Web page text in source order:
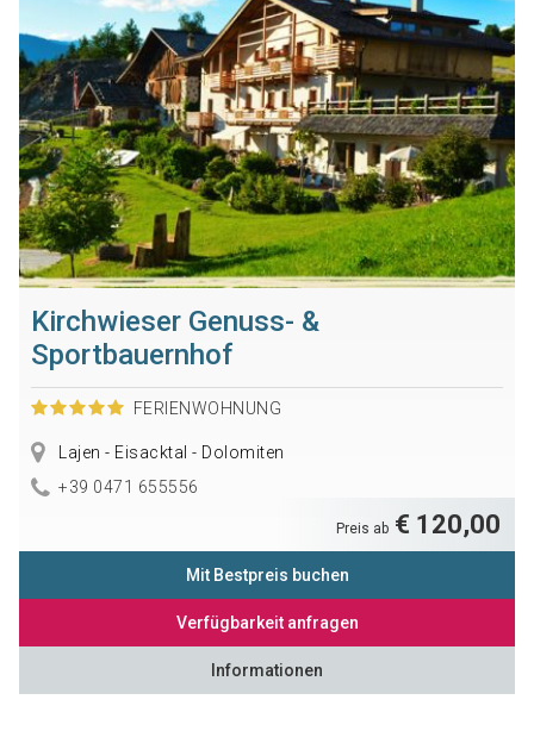
Kirchwieser Genuss- &
Sportbauernhof
FERIENWOHNUNG
Lajen - Eisacktal - Dolomiten
+39 0471 655556
Preis ab € 120,00
Mit Bestpreis buchen
Verfügbarkeit anfragen
Informationen